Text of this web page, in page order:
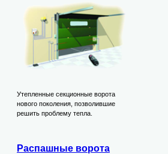
Утепленные секционные ворота
нового поколения, позволившие
решить проблему тепла.
Распашные ворота